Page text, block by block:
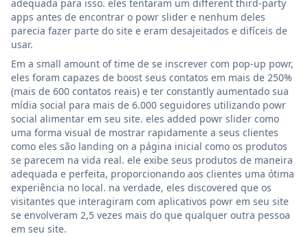
adequada para isso. eles tentaram um different third-party
apps antes de encontrar o powr slider e nenhum deles
parecia fazer parte do site e eram desajeitados e difíceis de
usar.
Em a small amount of time de se inscrever com pop-up powr,
eles foram capazes de boost seus contatos em mais de 250%
(mais de 600 contatos reais) e ter constantly aumentado sua
mídia social para mais de 6.000 seguidores utilizando powr
social alimentar em seu site. eles added powr slider como
uma forma visual de mostrar rapidamente a seus clientes
como eles são landing on a página inicial como os produtos
se parecem na vida real. ele exibe seus produtos de maneira
adequada e perfeita, proporcionando aos clientes uma ótima
experiência no local. na verdade, eles discovered que os
visitantes que interagiram com aplicativos powr em seu site
se envolveram 2,5 vezes mais do que qualquer outra pessoa
em seu site.